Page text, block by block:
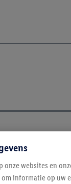
onze websites en
informatie op uw